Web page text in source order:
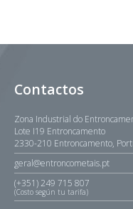
Contactos
Zona Industrial do
Lote I19 Entroncamento
2330-210 Entroncamento,
geral@entroncometais.pt
(+351) 249 715 807
(Costo según tu tarifa)